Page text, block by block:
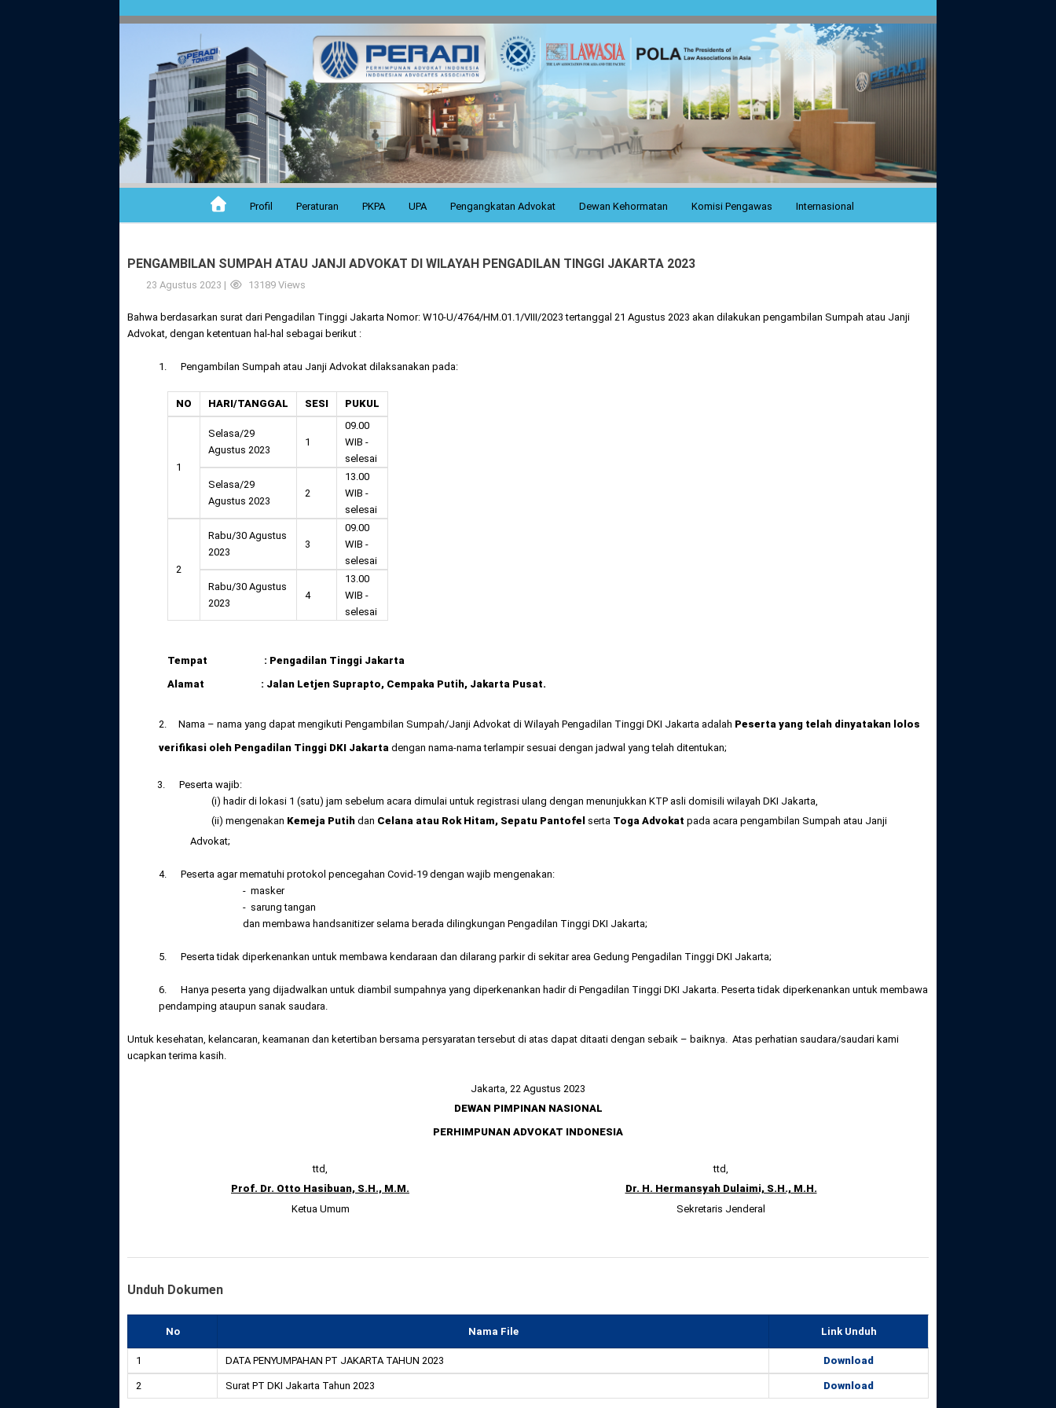
Profil Peraturan PKPA UPA Pengangkatan Advokat Dewan Kehormatan Komisi Pengawas Internasional
PENGAMBILAN SUMPAH ATAU JANJI ADVOKAT DI WILAYAH PENGADILAN TINGGI JAKARTA 2023
23 Agustus 2023 | 13189 Views
Bahwa berdasarkan surat dari Pengadilan Tinggi Jakarta Nomor: W10-U/4764/HM.01.1/VIII/2023 tertanggal 21 Agustus 2023 akan dilakukan pengambilan Sumpah atau Janji
Advokat, dengan ketentuan hal-hal sebagai berikut :
1. Pengambilan Sumpah atau Janji Advokat dilaksanakan pada:
NO HARI/TANGGAL SESI PUKUL
1
Selasa/29
Agustus 2023
1
09.00
WIB -
selesai
Selasa/29
Agustus 2023
2
13.00
WIB -
selesai
2
Rabu/30 Agustus
2023
3
09.00
WIB -
selesai
Rabu/30 Agustus
2023
4
13.00
WIB -
selesai
Tempat : Pengadilan Tinggi Jakarta
Alamat : Jalan Letjen Suprapto, Cempaka Putih, Jakarta Pusat.
2. Nama – nama yang dapat mengikuti Pengambilan Sumpah/Janji Advokat di Wilayah Pengadilan Tinggi DKI Jakarta adalah Peserta yang telah dinyatakan lolos
verifikasi oleh Pengadilan Tinggi DKI Jakarta dengan nama-nama terlampir sesuai dengan jadwal yang telah ditentukan;
3. Peserta wajib:
(i) hadir di lokasi 1 (satu) jam sebelum acara dimulai untuk registrasi ulang dengan menunjukkan KTP asli domisili wilayah DKI Jakarta,
(ii) mengenakan Kemeja Putih dan Celana atau Rok Hitam, Sepatu Pantofel serta Toga Advokat pada acara pengambilan Sumpah atau Janji
Advokat;
4. Peserta agar mematuhi protokol pencegahan Covid-19 dengan wajib mengenakan:
- masker
- sarung tangan
dan membawa handsanitizer selama berada dilingkungan Pengadilan Tinggi DKI Jakarta;
5. Peserta tidak diperkenankan untuk membawa kendaraan dan dilarang parkir di sekitar area Gedung Pengadilan Tinggi DKI Jakarta;
6. Hanya peserta yang dijadwalkan untuk diambil sumpahnya yang diperkenankan hadir di Pengadilan Tinggi DKI Jakarta. Peserta tidak diperkenankan untuk membawa
pendamping ataupun sanak saudara.
Untuk kesehatan, kelancaran, keamanan dan ketertiban bersama persyaratan tersebut di atas dapat ditaati dengan sebaik – baiknya. Atas perhatian saudara/saudari kami
ucapkan terima kasih.
Jakarta, 22 Agustus 2023
DEWAN PIMPINAN NASIONAL
PERHIMPUNAN ADVOKAT INDONESIA
ttd,
ttd,
Prof. Dr. Otto Hasibuan, S.H., M.M.
Dr. H. Hermansyah Dulaimi, S.H., M.H.
Ketua Umum
Sekretaris Jenderal
Unduh Dokumen
No Nama File Link Unduh
1 DATA PENYUMPAHAN PT JAKARTA TAHUN 2023 Download
2 Surat PT DKI Jakarta Tahun 2023 Download